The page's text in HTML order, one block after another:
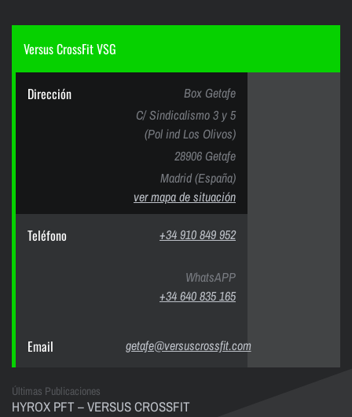
Versus CrossFit VSG
Dirección
Box Getafe
C/ Sindicalismo 3 y 5
(Pol ind Los Olivos)
28906 Getafe
Madrid (España)
ver mapa de situación
Teléfono +34 910 849 952
WhatsAPP
+34 640 835 165
Email getafe@versuscrossfit.com
Últimas Publicaciones
HYROX PFT – VERSUS CROSSFIT